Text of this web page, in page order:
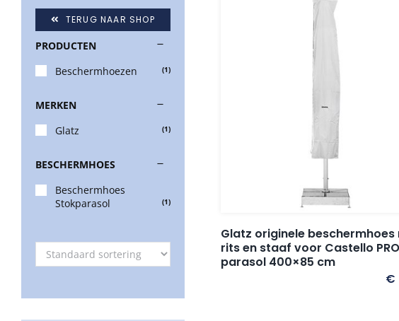
Glatz originele beschermhoes
rits en staaf voor Castello PRO
parasol 400×85 cm
€
TERUG NAAR SHOP
PRODUCTEN
Beschermhoezen
(1)
MERKEN
Glatz
(1)
BESCHERMHOES
Beschermhoes
Stokparasol
(1)